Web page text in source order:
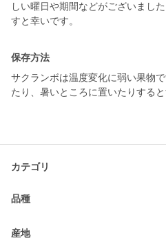
しい曜日や期間などがございまし
すと幸いです。
保存方法
サクランボは温度変化に弱い果物
たり、暑いところに置いたりする
カテゴリ
品種
産地